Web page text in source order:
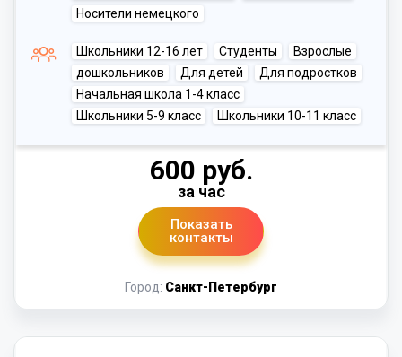
Носители немецкого
Школьники 12-16 лет Студенты
Взрослые
дошкольников
Для детей
Для подростков
Начальная школа 1-4 класс
Школьники 5-9 класс
Школьники 10-11 класс
Город: Санкт-Петербург
600 руб.
за час
Показать
контакты